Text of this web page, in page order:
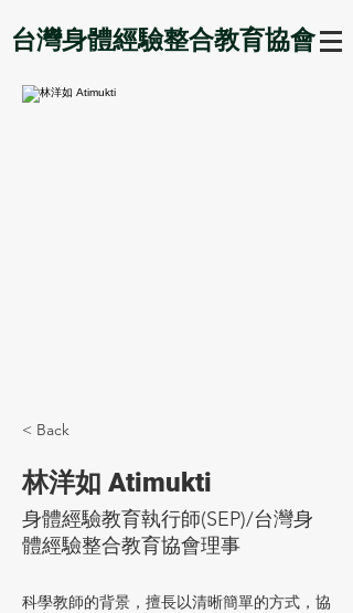
台灣身體經驗整合教育協會
< Back
林洋如 Atimukti
身體經驗教育執行師(SEP)/台灣身
體經驗整合教育協會理事
科學教師的背景，擅長以清晰簡單的方式，協